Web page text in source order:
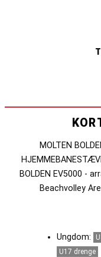
MOLTEN
BOLDEN EV5000 -
Beachvolley
Ungdom:
U17 drenge